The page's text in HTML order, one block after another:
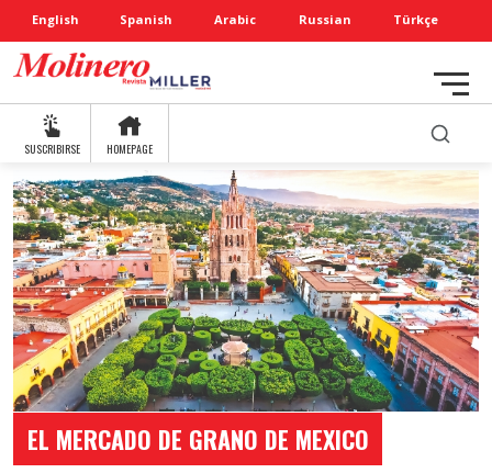
English Spanish Arabic Russian Türkçe
SUSCRIBIRSE HOMEPAGE
EL MERCADO DE GRANO DE MEXICO